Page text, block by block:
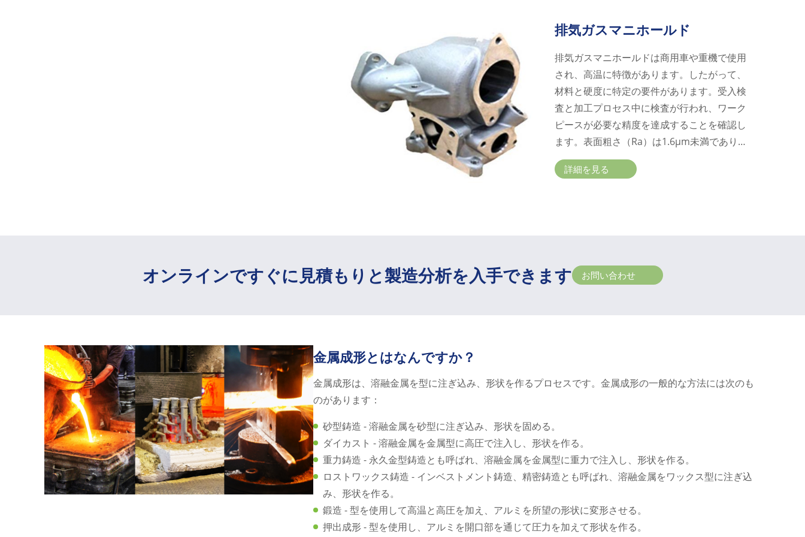
排気ガスマニホールド
排気ガスマニホールドは商用車や重機で使用
され、高温に特徴があります。したがって、
材料と硬度に特定の要件があります。受入検
査と加工プロセス中に検査が行われ、ワーク
ピースが必要な精度を達成することを確認し
ます。表面粗さ（Ra）は1.6µm未満であり、
寸法形状の許容差は15µm未満である必要が
あります。推奨される材料には、高シリコン
詳細を見る
オンラインですぐに見積もりと製造分析を入手できます お問い合わせ
金属成形とはなんですか？
金属成形は、溶融金属を型に注ぎ込み、形状を作るプロセスです。金属成形の一般的な方法には次のも
のがあります：
砂型鋳造 - 溶融金属を砂型に注ぎ込み、形状を固める。
ダイカスト - 溶融金属を金属型に高圧で注入し、形状を作る。
重力鋳造 - 永久金型鋳造とも呼ばれ、溶融金属を金属型に重力で注入し、形状を作る。
ロストワックス鋳造 - インベストメント鋳造、精密鋳造とも呼ばれ、溶融金属をワックス型に注ぎ込
み、形状を作る。
鍛造 - 型を使用して高温と高圧を加え、アルミを所望の形状に変形させる。
押出成形 - 型を使用し、アルミを開口部を通じて圧力を加えて形状を作る。